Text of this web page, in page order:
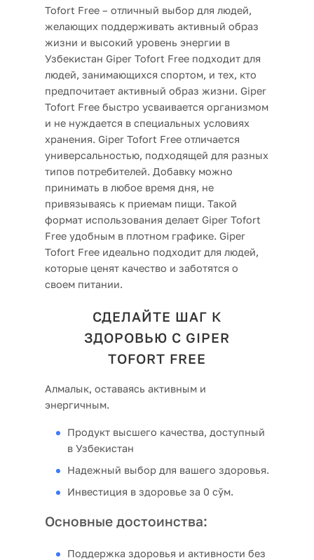
Tofort Free – отличный выбор для людей,
желающих поддерживать активный образ
жизни и высокий уровень энергии в
Узбекистан Giper Tofort Free подходит для
людей, занимающихся спортом, и тех, кто
предпочитает активный образ жизни. Giper
Tofort Free быстро усваивается организмом
и не нуждается в специальных условиях
хранения. Giper Tofort Free отличается
универсальностью, подходящей для разных
типов потребителей. Добавку можно
принимать в любое время дня, не
привязываясь к приемам пищи. Такой
формат использования делает Giper Tofort
Free удобным в плотном графике. Giper
Tofort Free идеально подходит для людей,
которые ценят качество и заботятся о
своем питании.
СДЕЛАЙТЕ ШАГ К
ЗДОРОВЬЮ С GIPER
TOFORT FREE
Алмалык, оставаясь активным и
энергичным.
Продукт высшего качества, доступный
в Узбекистан
Надежный выбор для вашего здоровья.
Инвестиция в здоровье за 0 сўм.
Основные достоинства:
Поддержка здоровья и активности без